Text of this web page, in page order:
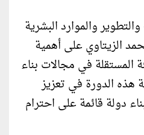
والموارد البشرية
الزيتاوي على أهمية
المستقلة في مجالات بناء
هذه الدورة في تعزيز
دولة قائمة على احترام